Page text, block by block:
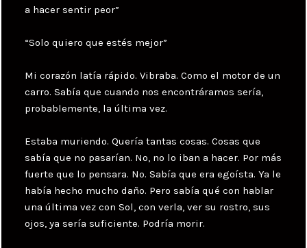
a hacer sentir peor”
“Solo quiero que estés mejor”
Mi corazón latía rápido. Vibraba. Como el motor de un
carro. Sabía que cuando nos encontráramos sería,
probablemente, la última vez.
Estaba muriendo. Quería tantas cosas. Cosas que
sabía que no pasarían. No, no lo iban a hacer. Por más
fuerte que lo pensara. No. Sabía que era egoísta. Ya le
había hecho mucho daño. Pero sabía qué con hablar
una última vez con Sol, con verla, ver su rostro, sus
ojos, ya sería suficiente. Podría morir.